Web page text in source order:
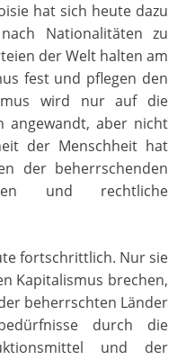
hat sich heute dazu
Nationalitäten zu
der Welt halten am
fest und pflegen den
wird nur auf die
angewandt, aber nicht
der Menschheit hat
der beherrschenden
und rechtliche
fortschrittlich. Nur sie
Kapitalismus brechen,
beherrschten Länder
durch die
und der